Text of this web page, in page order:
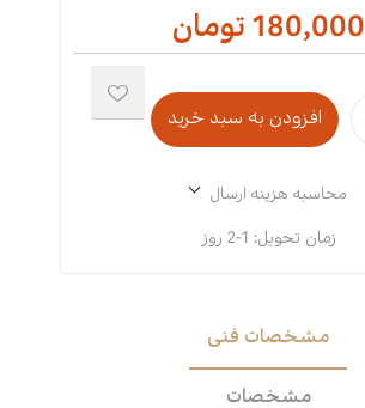
180,000 تومان
محاسبه هزینه ارسال
زمان تحویل: 1-2 روز
مشخصات فنی
مشخصات